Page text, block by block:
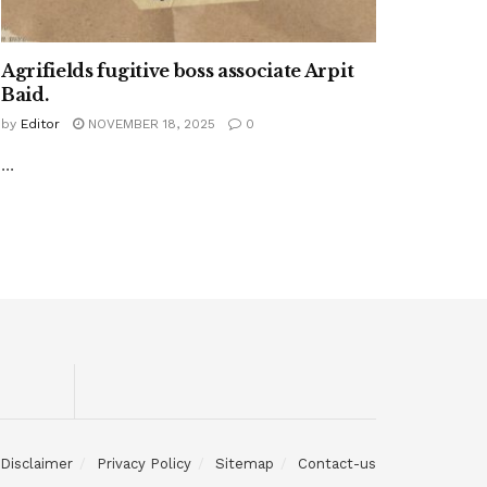
Agrifields fugitive boss associate Arpit
Baid.
by Editor NOVEMBER 18, 2025 0
...
Disclaimer Privacy Policy Sitemap Contact-us